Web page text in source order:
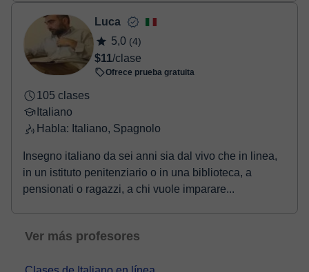
Luca
5,0 (4)
$11/clase
Ofrece prueba gratuita
105 clases
Italiano
Habla: Italiano, Spagnolo
Insegno italiano da sei anni sia dal vivo che in linea,
in un istituto penitenziario o in una biblioteca, a
pensionati o ragazzi, a chi vuole imparare...
Ver más profesores